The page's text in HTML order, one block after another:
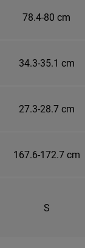
78.4-80 cm
34.3-35.1 cm
27.3-28.7 cm
167.6-172.7 cm
S